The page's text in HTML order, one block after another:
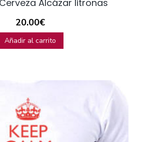
Alcázar litronas
20.00€
Añadir al carrito